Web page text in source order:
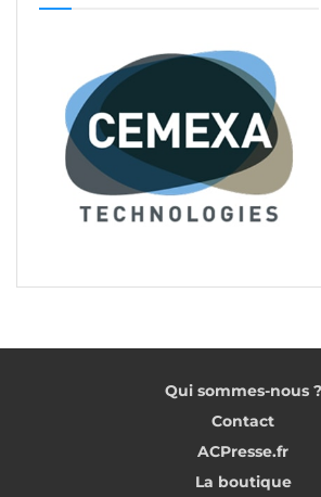
Qui sommes-nous ?
Contact
ACPresse.fr
La boutique